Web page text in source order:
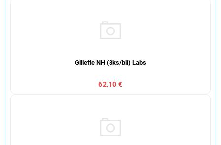
Gillette NH (8ks/bli) Labs
62,10 €